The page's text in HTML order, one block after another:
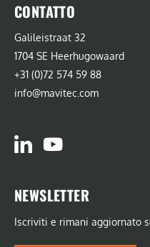
CONTATTO
Galileistraat 32
1704 SE Heerhugowaard
+31 (0)72 574 59 88
info@mavitec.com
NEWSLETTER
Iscriviti e rimani aggiornato